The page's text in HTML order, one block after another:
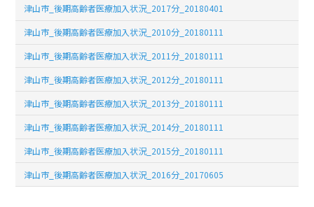
津山市_後期高齢者医療加入状況_2017分_20180401
津山市_後期高齢者医療加入状況_2010分_20180111
津山市_後期高齢者医療加入状況_2011分_20180111
津山市_後期高齢者医療加入状況_2012分_20180111
津山市_後期高齢者医療加入状況_2013分_20180111
津山市_後期高齢者医療加入状況_2014分_20180111
津山市_後期高齢者医療加入状況_2015分_20180111
津山市_後期高齢者医療加入状況_2016分_20170605